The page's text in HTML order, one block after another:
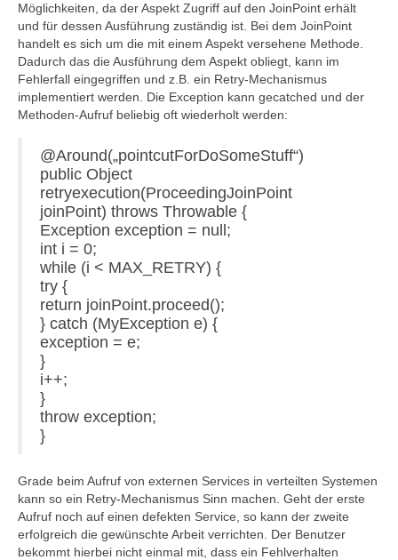
Möglichkeiten, da der Aspekt Zugriff auf den JoinPoint erhält
und für dessen Ausführung zuständig ist. Bei dem JoinPoint
handelt es sich um die mit einem Aspekt versehene Methode.
Dadurch das die Ausführung dem Aspekt obliegt, kann im
Fehlerfall eingegriffen und z.B. ein Retry-Mechanismus
implementiert werden. Die Exception kann gecatched und der
Methoden-Aufruf beliebig oft wiederholt werden:
@Around(„pointcutForDoSomeStuff“)
public Object
retryexecution(ProceedingJoinPoint
joinPoint) throws Throwable {
Exception exception = null;
int i = 0;
while (i < MAX_RETRY) {
try {
return joinPoint.proceed();
} catch (MyException e) {
exception = e;
}
i++;
}
throw exception;
}
Grade beim Aufruf von externen Services in verteilten Systemen
kann so ein Retry-Mechanismus Sinn machen. Geht der erste
Aufruf noch auf einen defekten Service, so kann der zweite
erfolgreich die gewünschte Arbeit verrichten. Der Benutzer
bekommt hierbei nicht einmal mit, dass ein Fehlverhalten